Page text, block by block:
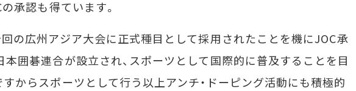
承認も得ています。
の広州アジア大会に正式種目として採用されたことを機にJOC承
本囲碁連合が設立され、スポーツとして国際的に普及することを目
からスポーツとして行う以上アンチ・ドーピング活動にも積極的